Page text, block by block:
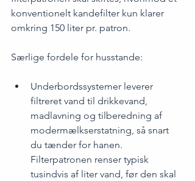
konventionelt kandefilter kun klarer
omkring 150 liter pr. patron.
Særlige fordele for husstande:
Underbordssystemer leverer
filtreret vand til drikkevand,
madlavning og tilberedning af
modermælkserstatning, så snart
du tænder for hanen.
Filterpatronen renser typisk
tusindvis af liter vand, før den skal